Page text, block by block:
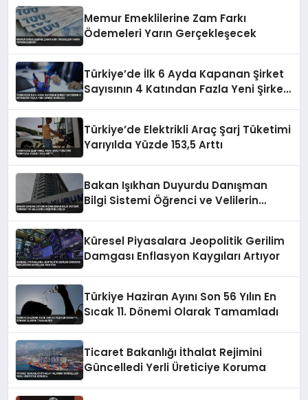
Memur Emeklilerine Zam Farkı
Ödemeleri Yarın Gerçekleşecek
Türkiye’de İlk 6 Ayda Kapanan Şirket
Sayısının 4 Katından Fazla Yeni Şirket
Türkiye’de Elektrikli Araç Şarj Tüketimi
Yarıyılda Yüzde 153,5 Arttı
Bakan Işıkhan Duyurdu Danışman
Bilgi Sistemi Öğrenci ve Velilerin
Küresel Piyasalara Jeopolitik Gerilim
Damgası Enflasyon Kaygıları Artıyor
Türkiye Haziran Ayını Son 56 Yılın En
Sıcak 11. Dönemi Olarak Tamamladı
Ticaret Bakanlığı İthalat Rejimini
Güncelledi Yerli Üreticiye Koruma